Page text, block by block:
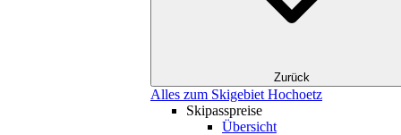
Zurück
Alles zum Skigebiet Hochoetz
Skipasspreise
Übersicht